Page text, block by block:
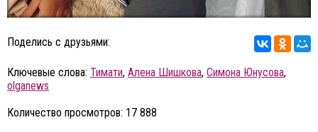
Поделись с друзьями:
Ключевые слова: Тимати, Алена Шишкова, Симона Юнусова,
olganews
Количество просмотров: 17 888